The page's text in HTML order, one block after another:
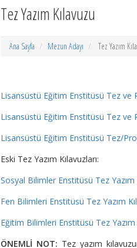
Tez Yazım Kılavuzu
Ana Sayfa Mezun Adayı Tez Yazım
Lisansüstü Eğitim Enstitüsü Tez ve
Lisansüstü Eğitim Enstitüsü Tez ve
Lisansüstü Eğitim Enstitüsü Tez/
Eski Tez Yazım Kılavuzları:
Sosyal Bilimler Enstitüsü Tez Yazım
Fen Bilimleri Enstitüsü Tez Yazım
Eğitim Bilimleri Enstitüsü Tez Yazım
ÖNEMLİ NOT: Tez yazım